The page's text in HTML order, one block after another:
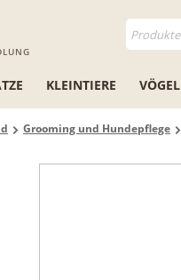
KLEINTIERE VÖGEL
Grooming und Hundepflege